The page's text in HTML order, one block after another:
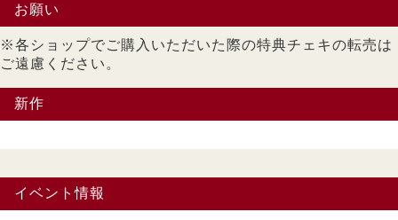
お願い
※各ショップでご購入いただいた際の特典チェキの転売は
ご遠慮ください。
新作
イベント情報